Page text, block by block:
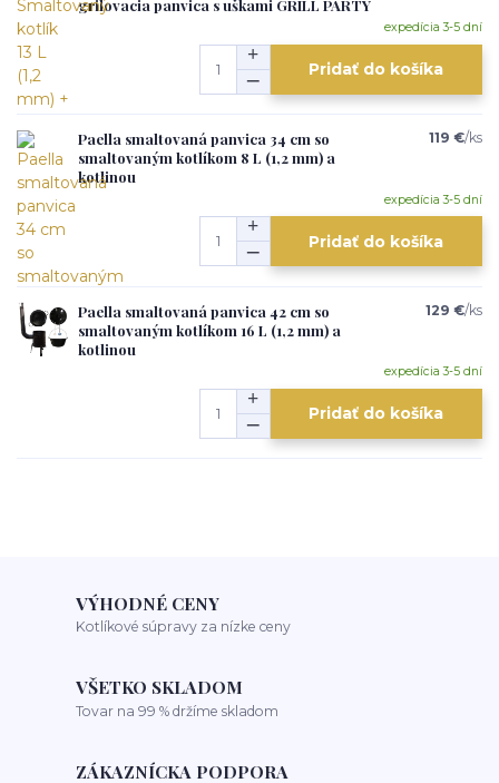
grilovacia panvica s uškami GRILL PARTY
expedícia 3-5 dní
Pridať do košíka
Paella smaltovaná panvica 34 cm so
smaltovaným kotlíkom 8 L (1,2 mm) a
kotlinou
119 €/ks
expedícia 3-5 dní
Pridať do košíka
Paella smaltovaná panvica 42 cm so
smaltovaným kotlíkom 16 L (1,2 mm) a
kotlinou
129 €/ks
expedícia 3-5 dní
Pridať do košíka
VÝHODNÉ CENY
Kotlíkové súpravy za nízke ceny
VŠETKO SKLADOM
Tovar na 99 % držíme skladom
ZÁKAZNÍCKA PODPORA